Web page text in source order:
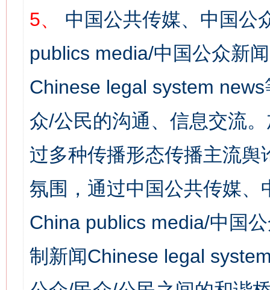
5、
中国公共传媒、中国公
publics media/中国公众新
Chinese legal system
众/公民的沟通、信息交流
过多种传播形态传播主流
氛围，通过中国公共传媒
China publics media/中国
制新闻Chinese legal